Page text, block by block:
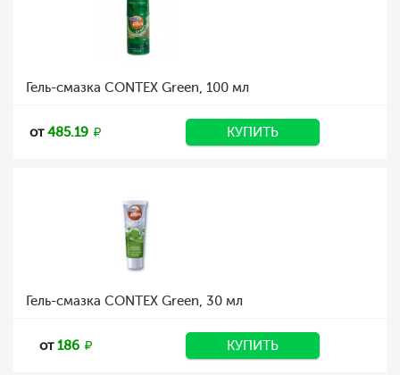
Гель-смазка CONTEX Green, 100 мл
от485.19 КУПИТЬ
Гель-смазка CONTEX Green, 30 мл
от186 КУПИТЬ